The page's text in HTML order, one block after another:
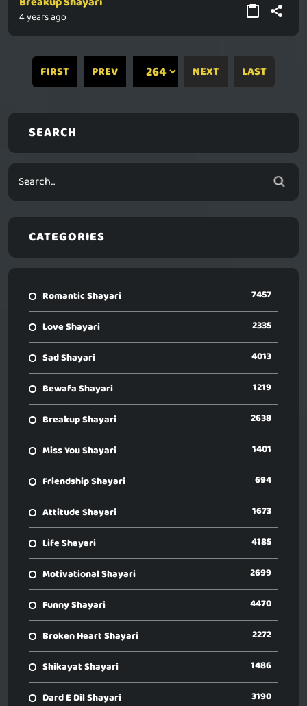
4 years ago
FIRST PREV NEXT LAST
SEARCH
CATEGORIES
Romantic Shayari 7457
Love Shayari 2335
Sad Shayari 4013
Bewafa Shayari 1219
Breakup Shayari 2638
Miss You Shayari 1401
Friendship Shayari 694
Attitude Shayari 1673
Life Shayari 4185
Motivational Shayari 2699
Funny Shayari 4470
Broken Heart Shayari 2272
Shikayat Shayari 1486
Dard E Dil Shayari 3190